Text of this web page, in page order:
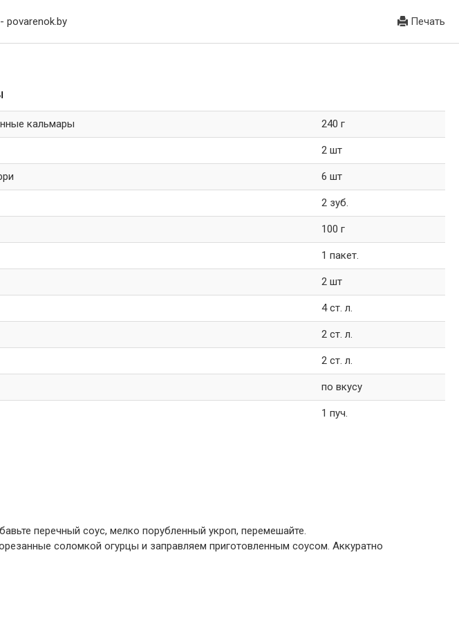
povarenok.by Печать
кальмары 240 г
2 шт
6 шт
2 зуб.
100 г
1 пакет.
2 шт
4 ст. л.
2 ст. л.
2 ст. л.
по вкусу
1 пуч.
перечный соус, мелко порубленный укроп, перемешайте.
соломкой огурцы и заправляем приготовленным соусом. Аккуратно